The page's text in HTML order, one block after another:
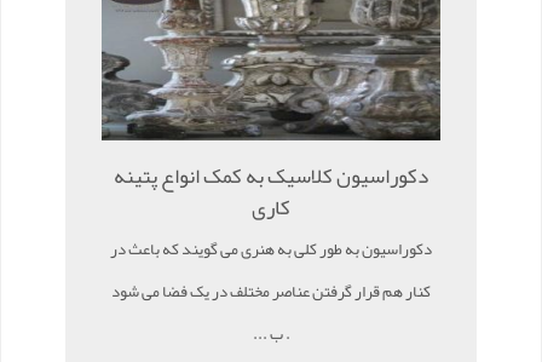
دکوراسیون کلاسیک به کمک انواع پتینه
کاری
دکوراسیون به طور کلی به هنری می گویند که باعث در
کنار هم قرار گرفتن عناصر مختلف در یک فضا می شود
. ب ...